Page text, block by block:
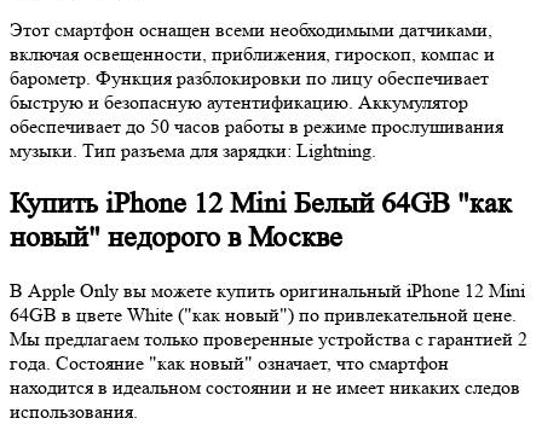
Этот смартфон оснащен всеми необходимыми датчиками,
включая освещенности, приближения, гироскоп, компас и
барометр. Функция разблокировки по лицу обеспечивает
быструю и безопасную аутентификацию. Аккумулятор
обеспечивает до 50 часов работы в режиме прослушивания
музыки. Тип разъема для зарядки: Lightning.
Купить iPhone 12 Mini Белый 64GB "как
новый" недорого в Москве
В Apple Only вы можете купить оригинальный iPhone 12 Mini
64GB в цвете White ("как новый") по привлекательной цене.
Мы предлагаем только проверенные устройства с гарантией 2
года. Состояние "как новый" означает, что смартфон
находится в идеальном состоянии и не имеет никаких следов
использования.